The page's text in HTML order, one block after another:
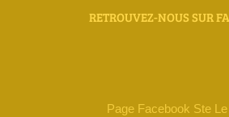
RETROUVEZ-NOUS SUR
Page Facebook Ste